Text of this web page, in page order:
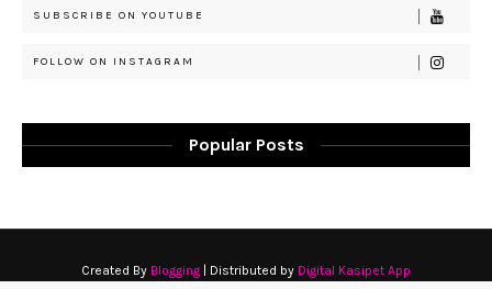
SUBSCRIBE ON YOUTUBE
FOLLOW ON INSTAGRAM
Popular Posts
Created By Blogging | Distributed by Digital Kasipet App